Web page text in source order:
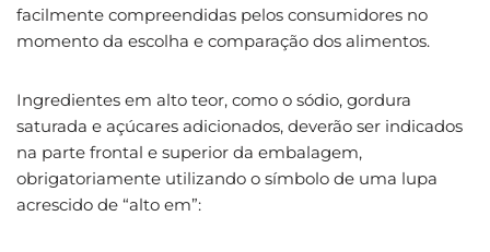
facilmente compreendidas pelos consumidores no
momento da escolha e comparação dos alimentos.
Ingredientes em alto teor, como o sódio, gordura
saturada e açúcares adicionados, deverão ser indicados
na parte frontal e superior da embalagem,
obrigatoriamente utilizando o símbolo de uma lupa
acrescido de “alto em”: